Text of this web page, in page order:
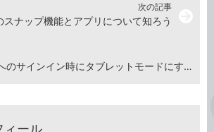
Windows 10へのサインイン時にタブレットモードにする
次の記事
ナップ機能とアプリについて知ろう
ィール